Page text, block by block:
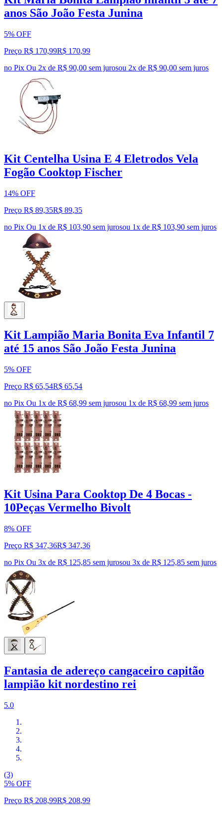
anos São João Festa Junina
5% OFF
Preço R$ 170,99R$ 170,99
no Pix Ou 2x de R$ 90,00 sem jurosou 2x de R$ 90,00 sem juros
Kit Centelha Usina E 4 Eletrodos Vela
Fogão Cooktop Fischer
14% OFF
Preço R$ 89,35R$ 89,35
no Pix Ou 1x de R$ 103,90 sem jurosou 1x de R$ 103,90 sem juros
Kit Lampião Maria Bonita Eva Infantil 7
até 15 anos São João Festa Junina
5% OFF
Preço R$ 65,54R$ 65,54
no Pix Ou 1x de R$ 68,99 sem jurosou 1x de R$ 68,99 sem juros
Kit Usina Para Cooktop De 4 Bocas -
10Peças Vermelho Bivolt
8% OFF
Preço R$ 347,36R$ 347,36
no Pix Ou 3x de R$ 125,85 sem jurosou 3x de R$ 125,85 sem juros
Fantasia de adereço cangaceiro capitão
lampião kit nordestino rei
5.0
(3)
5% OFF
Preço R$ 208,99R$ 208,99